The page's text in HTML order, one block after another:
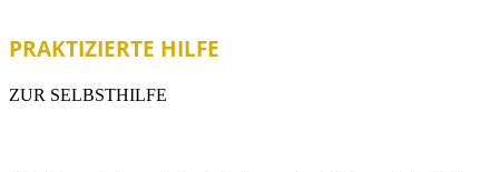
PRAKTIZIERTE HILFE
ZUR SELBSTHILFE